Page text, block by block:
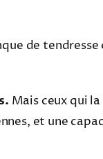
de tendresse
Mais ceux qui
et une